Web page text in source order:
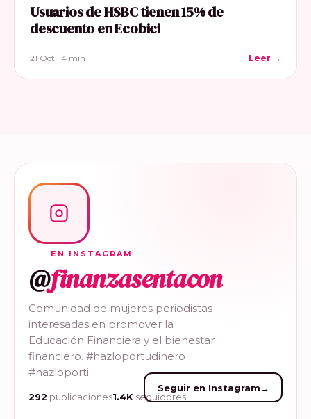
Usuarios de HSBC tienen 15% de
descuento en Ecobici
21 Oct · 4 min Leer →
EN INSTAGRAM
@finanzasentacon
Comunidad de mujeres periodistas
interesadas en promover la
Educación Financiera y el bienestar
financiero. #hazloportudinero
#hazloporti
292 publicaciones1.4K seguidores
Seguir en Instagram→